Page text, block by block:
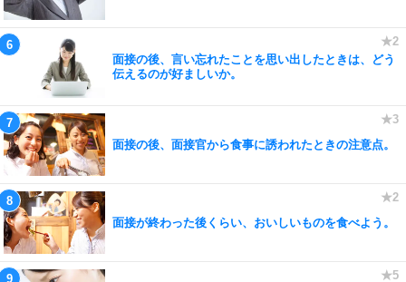
面接の後、言い忘れたことを思い出したときは、どう
伝えるのが好ましいか。
面接の後、面接官から食事に誘われたときの注意点。
面接が終わった後くらい、おいしいものを食べよう。